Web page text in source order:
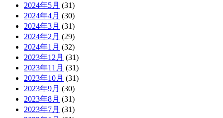
2024年5月 (31)
2024年4月 (30)
2024年3月 (31)
2024年2月 (29)
2024年1月 (32)
2023年12月 (31)
2023年11月 (31)
2023年10月 (31)
2023年9月 (30)
2023年8月 (31)
2023年7月 (31)